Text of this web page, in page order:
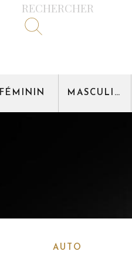
RECHERCHER
FÉMININ MASCULIN
AUTO